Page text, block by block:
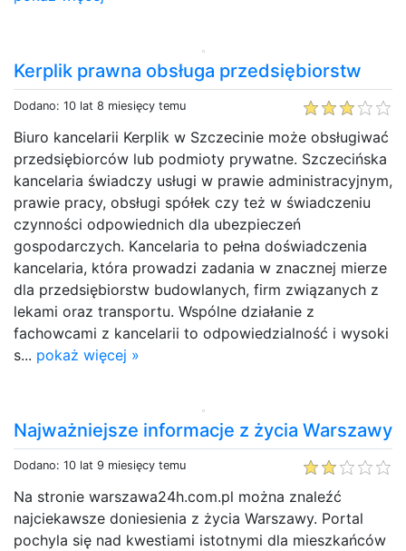
Kerplik prawna obsługa przedsiębiorstw
Dodano: 10 lat 8 miesięcy temu
Biuro kancelarii Kerplik w Szczecinie może obsługiwać
przedsiębiorców lub podmioty prywatne. Szczecińska
kancelaria świadczy usługi w prawie administracyjnym,
prawie pracy, obsługi spółek czy też w świadczeniu
czynności odpowiednich dla ubezpieczeń
gospodarczych. Kancelaria to pełna doświadczenia
kancelaria, która prowadzi zadania w znacznej mierze
dla przedsiębiorstw budowlanych, firm związanych z
lekami oraz transportu. Wspólne działanie z
fachowcami z kancelarii to odpowiedzialność i wysoki
s... pokaż więcej »
Najważniejsze informacje z życia Warszawy
Dodano: 10 lat 9 miesięcy temu
Na stronie warszawa24h.com.pl można znaleźć
najciekawsze doniesienia z życia Warszawy. Portal
pochyla się nad kwestiami istotnymi dla mieszkańców